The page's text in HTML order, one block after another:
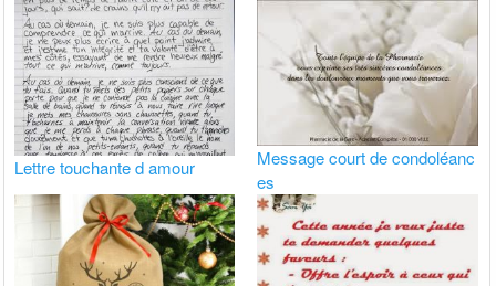
Lettre touchante d amour
Message court de condoléanc
es